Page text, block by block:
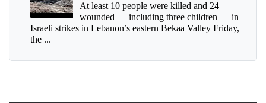
At least 10 people were killed and 24
wounded — including three children — in
Israeli strikes in Lebanon’s eastern Bekaa Valley Friday,
the ...